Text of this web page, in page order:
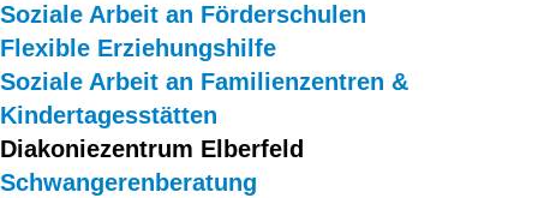
Soziale Arbeit an Förderschulen
Flexible Erziehungshilfe
Soziale Arbeit an Familienzentren &
Kindertagesstätten
Diakoniezentrum Elberfeld
Schwangerenberatung